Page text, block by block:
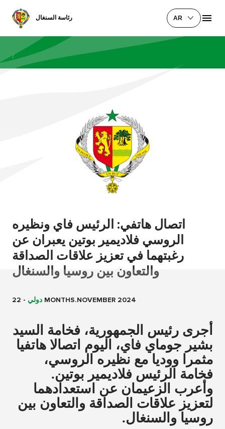
رئاسة السنغال AR
/
اتصال هاتفي: الرئيس فاي ونظيره
الروسي فلاديمير بوتين يعبران عن
رغبتهما في تعزيز علاقات الصداقة
والتعاون بين روسيا والسنغال
دولي - 22 MONTHS.NOVEMBER 2024
أجرى رئيس الجمهورية، فخامة السيد
بشير جوماي فاي، اليوم اتصالا هاتفيا
مثمرا ووديا مع نظيره الروسي،
فخامة الرئيس فلاديمير بوتين.
وأعرب الزعيمان عن استعدادهما
لتعزيز علاقات الصداقة والتعاون بين
روسيا والسنغال.